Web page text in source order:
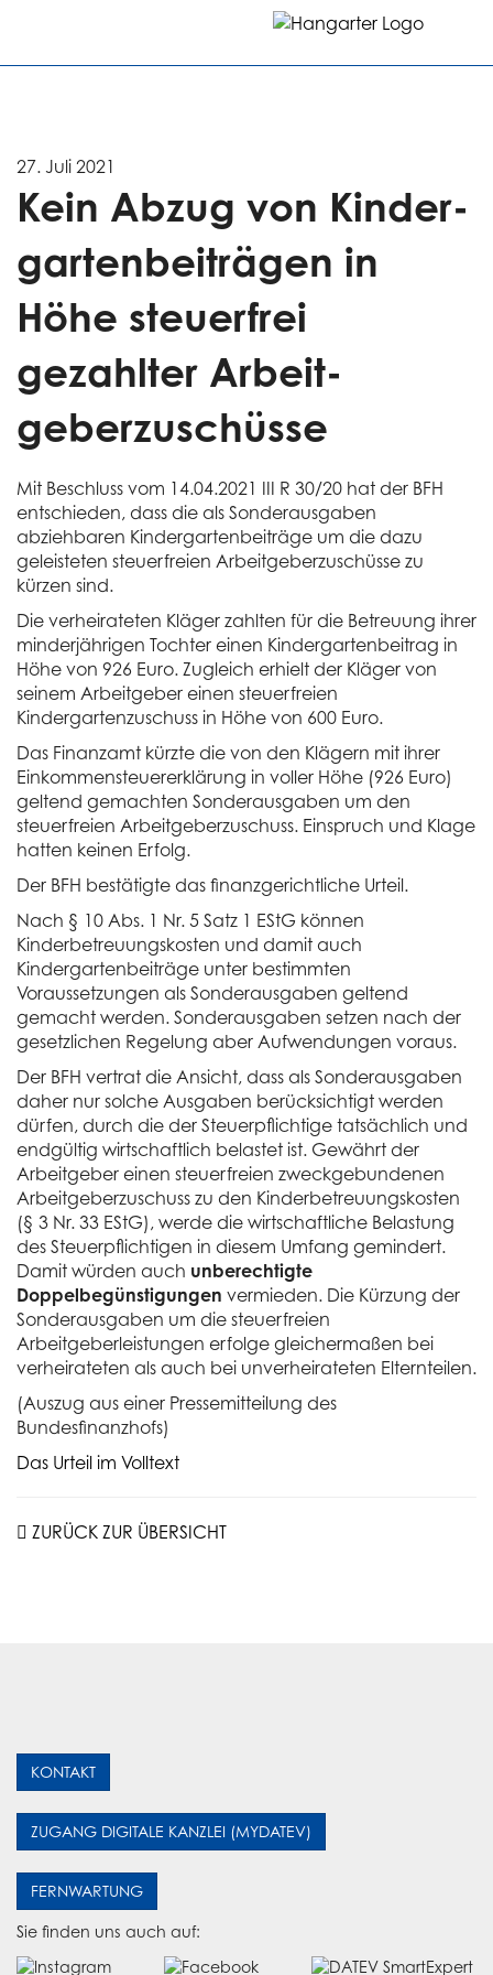
27. Juli 2021
Kein Abzug von Kinder­
gartenbei­trägen in
Höhe steuer­frei
gezahlter Arbeit­
geberzu­schüsse
Mit Beschluss vom 14.04.2021 III R 30/20 hat der BFH
entschieden, dass die als Sonderausgaben
abziehbaren Kindergartenbeiträge um die dazu
geleisteten steuerfreien Arbeitgeberzuschüsse zu
kürzen sind.
Die verheirateten Kläger zahlten für die Betreuung ihrer
minderjährigen Tochter einen Kindergartenbeitrag in
Höhe von 926 Euro. Zugleich erhielt der Kläger von
seinem Arbeitgeber einen steuerfreien
Kindergartenzuschuss in Höhe von 600 Euro.
Das Finanzamt kürzte die von den Klägern mit ihrer
Einkommensteuererklärung in voller Höhe (926 Euro)
geltend gemachten Sonderausgaben um den
steuerfreien Arbeitgeberzuschuss. Einspruch und Klage
hatten keinen Erfolg.
Der BFH bestätigte das finanzgerichtliche Urteil.
Nach § 10 Abs. 1 Nr. 5 Satz 1 EStG können
Kinderbetreuungskosten und damit auch
Kindergartenbeiträge unter bestimmten
Voraussetzungen als Sonderausgaben geltend
gemacht werden. Sonderausgaben setzen nach der
gesetzlichen Regelung aber Aufwendungen voraus.
Der BFH vertrat die Ansicht, dass als Sonderausgaben
daher nur solche Ausgaben berücksichtigt werden
dürfen, durch die der Steuerpflichtige tatsächlich und
endgültig wirtschaftlich belastet ist. Gewährt der
Arbeitgeber einen steuerfreien zweckgebundenen
Arbeitgeberzuschuss zu den Kinderbetreuungskosten
(§ 3 Nr. 33 EStG), werde die wirtschaftliche Belastung
des Steuerpflichtigen in diesem Umfang gemindert.
Damit würden auch unberechtigte
Doppelbegünstigungen vermieden. Die Kürzung der
Sonderausgaben um die steuerfreien
Arbeitgeberleistungen erfolge gleichermaßen bei
verheirateten als auch bei unverheirateten Elternteilen.
(Auszug aus einer Pressemitteilung des
Bundesfinanzhofs)
Das Urteil im Volltext
ZURÜCK ZUR ÜBERSICHT
KONTAKT
ZUGANG DIGITALE KANZLEI (MYDATEV)
FERNWARTUNG
Sie finden uns auch auf: